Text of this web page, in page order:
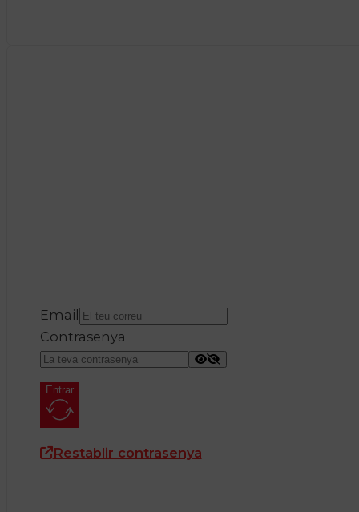
Email
Contrasenya
Entrar
Restablir contrasenya